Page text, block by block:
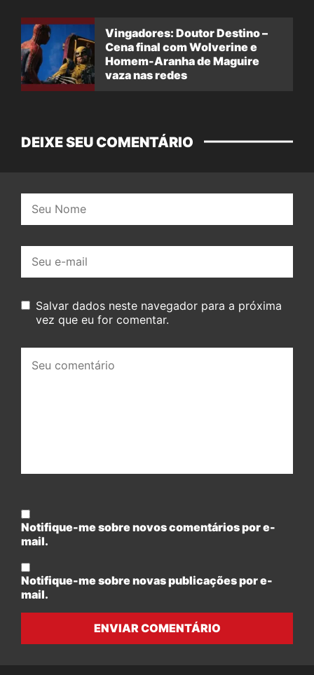
Vingadores: Doutor Destino –
Cena final com Wolverine e
Homem-Aranha de Maguire
vaza nas redes
DEIXE SEU COMENTÁRIO
mail:
Salvar dados neste navegador para a próxima
vez que eu for comentar.
comentário:
Notifique-me sobre novos comentários por e-
mail.
Notifique-me sobre novas publicações por e-
mail.
ENVIAR COMENTÁRIO